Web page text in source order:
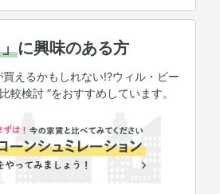
に興味のある方
えるかもしれない!?ウィル・ビー
較検討 ”をおすすめしています。